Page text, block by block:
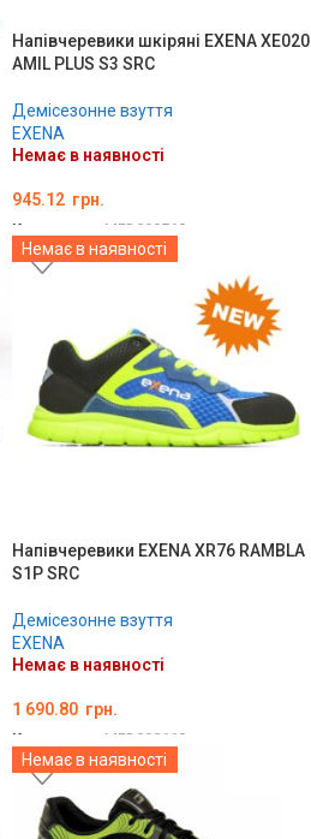
Напівчеревики шкіряні EXENA XE020
AMIL PLUS S3 SRC
Демісезонне взуття
EXENA
Немає в наявності
945.12 грн.
Код товару: MED000760
ОБЕРІТЬ ОПЦІЇ
Немає в наявності
Напівчеревики EXENA XR76 RAMBLA
S1P SRC
Демісезонне взуття
EXENA
Немає в наявності
1 690.80 грн.
Код товару: MED000668
ОБЕРІТЬ ОПЦІЇ
Немає в наявності